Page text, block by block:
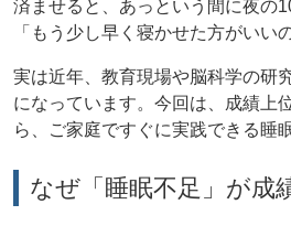
済ませると、あっという間に夜の
「もう少し早く寝かせた方がい
実は近年、教育現場や脳科学の研
になっています。今回は、成績上
ら、ご家庭ですぐに実践できる睡
なぜ「睡眠不足」が成